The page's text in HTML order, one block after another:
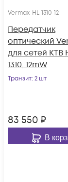
Vermax-HL-1310-12
Передатчик
оптический
для сетей КТВ
1310, 12mW
Транзит: 2 шт
83 550 ₽
В